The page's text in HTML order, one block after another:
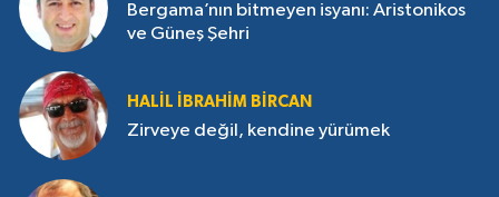
Bergama’nın bitmeyen isyanı: Aristonikos
ve Güneş Şehri
HALIL İBRAHIM BIRCAN
Zirveye değil, kendine yürümek